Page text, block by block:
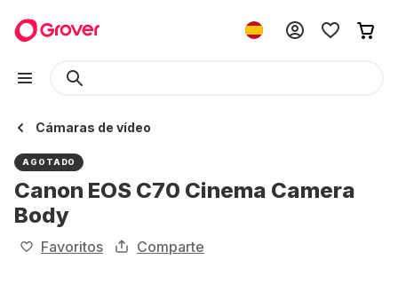
Cámaras de vídeo
AGOTADO
Canon EOS C70 Cinema Camera
Body
Favoritos Comparte